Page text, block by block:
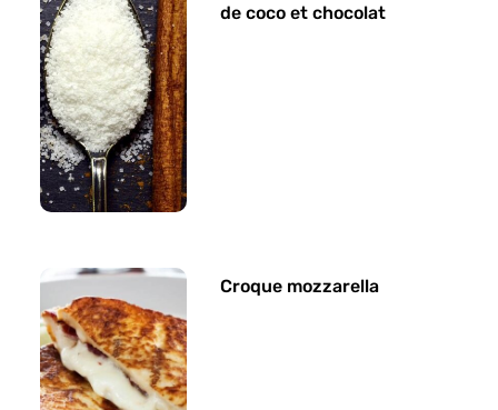
de coco et chocolat
Croque mozzarella